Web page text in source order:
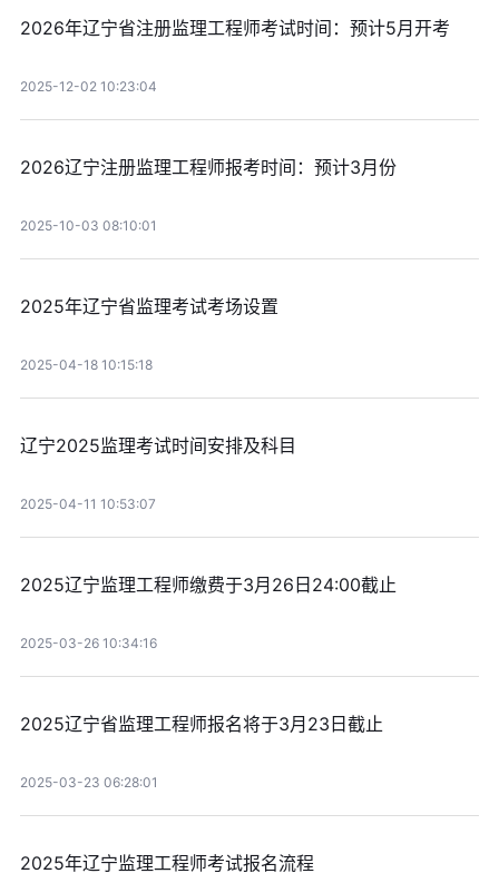
2026年辽宁省注册监理工程师考试时间：预计5月开考
2025-12-02 10:23:04
2026辽宁注册监理工程师报考时间：预计3月份
2025-10-03 08:10:01
2025年辽宁省监理考试考场设置
2025-04-18 10:15:18
辽宁2025监理考试时间安排及科目
2025-04-11 10:53:07
2025辽宁监理工程师缴费于3月26日24:00截止
2025-03-26 10:34:16
2025辽宁省监理工程师报名将于3月23日截止
2025-03-23 06:28:01
2025年辽宁监理工程师考试报名流程